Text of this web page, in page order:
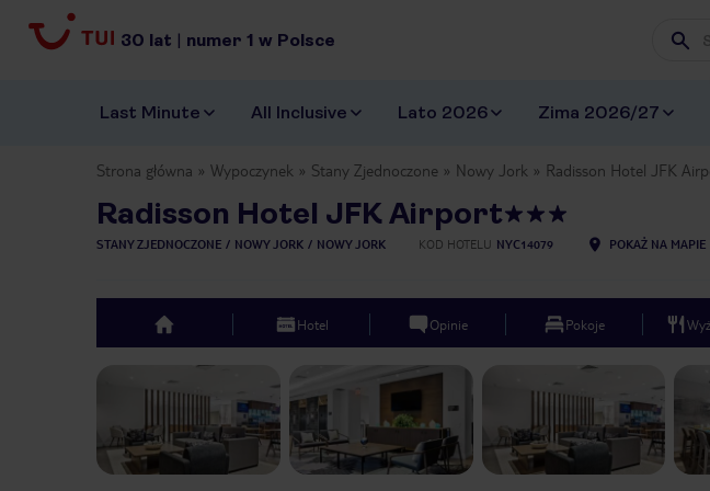
30 lat | numer 1 w Polsce
Last Minute All Inclusive Lato 2026 Zima 2026/27
Strona główna Wypoczynek Stany Zjednoczone Nowy Jork Radisson Hotel JFK
Radisson Hotel JFK Airport
STANY ZJEDNOCZONE NOWY JORK NOWY JORK KOD HOTELU NYC14079 POKAŻ NA MAPIE
top Hotel Opinie Pokoje
Bardzo dobry
Zarezerwowałem